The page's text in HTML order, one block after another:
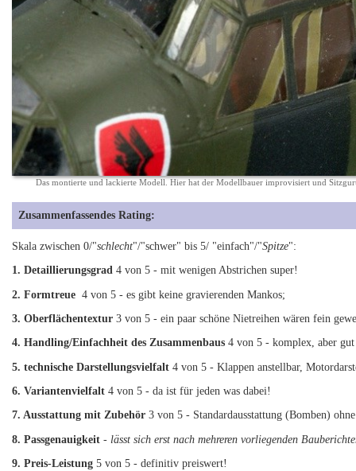
Das montierte und lackierte Modell. Hier hat der Modellbauer improvisiert und
Zusammenfassendes Rating:
Skala zwischen 0/"schlecht"/"schwer" bis 5/ "einfach"/"Spitze":
1. Detaillierungsgrad 4 von 5 - mit wenigen Abstrichen super!
2. Formtreue 4 von 5 - es gibt keine gravierenden Mankos;
3. Oberflächentextur 3 von 5 - ein paar schöne Nietreihen wären fein
4. Handling/Einfachheit des Zusammenbaus 4 von 5 - komplex, aber
5. technische Darstellungsvielfalt 4 von 5 - Klappen anstellbar,
6. Variantenvielfalt 4 von 5 - da ist für jeden was dabei!
7. Ausstattung mit Zubehör 3 von 5 - Standardausstattung (Bomben)
8. Passgenauigkeit- lässt sich erst nach mehreren vorliegenden
9. Preis-Leistung5 von 5 - definitiv preiswert!